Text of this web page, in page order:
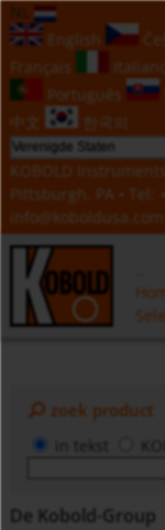
NL
English
Français
Italiano
Português
中文
한국의
KOBOLD
Pittsburgh, PA • Tel:
info@koboldusa.com
zoek product
in tekst
De Kobold-Group